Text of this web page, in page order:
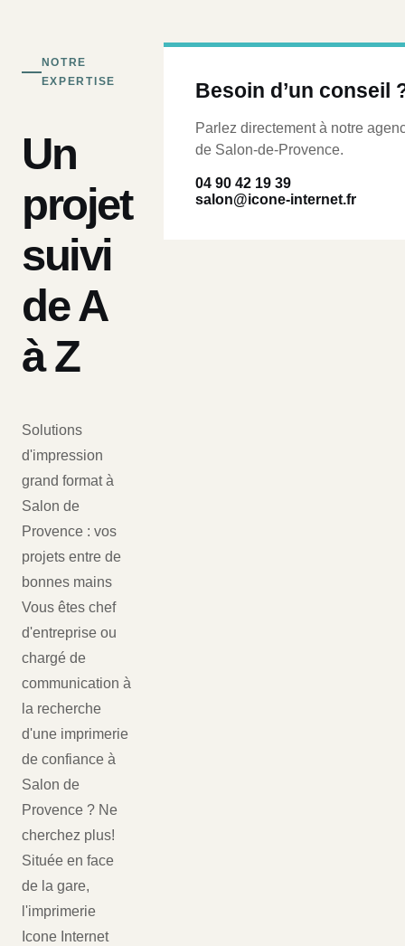
NOTRE
EXPERTISE
Un
projet
suivi
de A
à Z
Solutions
d'impression
grand format à
Salon de
Provence : vos
projets entre de
bonnes mains
Vous êtes chef
d'entreprise ou
chargé de
communication à
la recherche
d'une imprimerie
de confiance à
Salon de
Provence ? Ne
cherchez plus!
Située en face
de la gare,
l'imprimerie
Icone Internet
Besoin d’un conseil
Parlez directement à notre
de Salon-de-Provence.
04 90 42 19 39
salon@icone-internet.fr